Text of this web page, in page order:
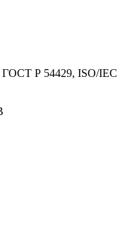
ГОСТ Р 54429, ISO/IEC